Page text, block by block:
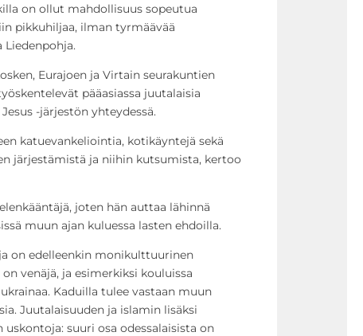
on ollut mahdollisuus sopeutua
pikkuhiljaa, ilman tyrmäävää
Eurajoen ja Virtain seurakuntien
pääasiassa juutalaisia
-järjestön yhteydessä.
katuevankeliointia, kotikäyntejä sekä
järjestämistä ja niihin kutsumista, kertoo
joten hän auttaa lähinnä
muun ajan kuluessa lasten ehdoilla.
on edelleenkin monikulttuurinen
venäjä, ja esimerkiksi kouluissa
Kaduilla tulee vastaan muun
Juutalaisuuden ja islamin lisäksi
suuri osa odessalaisista on